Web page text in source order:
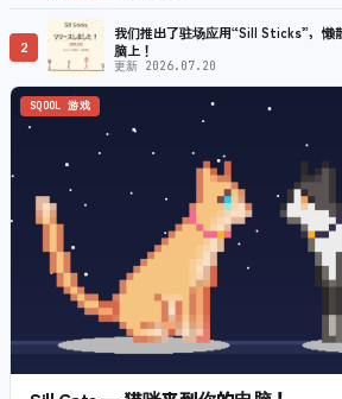
2
我们推出了驻场应用“Sill Sticks”，懒
脑上！
更新 2026.07.20
SQOOL 游戏